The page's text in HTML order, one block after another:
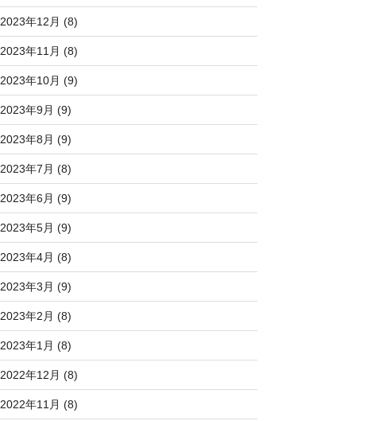
2023年12月 (8)
2023年11月 (8)
2023年10月 (9)
2023年9月 (9)
2023年8月 (9)
2023年7月 (8)
2023年6月 (9)
2023年5月 (9)
2023年4月 (8)
2023年3月 (9)
2023年2月 (8)
2023年1月 (8)
2022年12月 (8)
2022年11月 (8)